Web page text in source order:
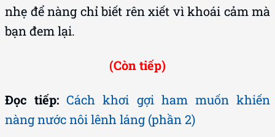
nhẹ để nàng chỉ biết rên xiết vì khoái cảm mà
bạn đem lại.
(Còn tiếp)
Đọc tiếp: Cách khơi gợi ham muốn khiến
nàng nước nôi lênh láng (phần 2)